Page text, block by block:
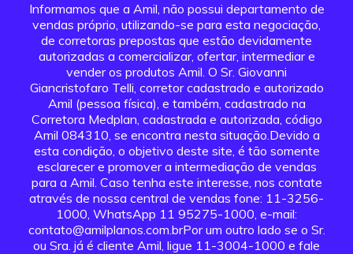
Informamos que a Amil, não possui departamento de
vendas próprio, utilizando-se para esta negociação,
de corretoras prepostas que estão devidamente
autorizadas a comercializar, ofertar, intermediar e
vender os produtos Amil. O Sr. Giovanni
Giancristofaro Telli, corretor cadastrado e autorizado
Amil (pessoa física), e também, cadastrado na
Corretora Medplan, cadastrada e autorizada, código
Amil 084310, se encontra nesta situação.Devido a
esta condição, o objetivo deste site, é tão somente
esclarecer e promover a intermediação de vendas
para a Amil. Caso tenha este interesse, nos contate
através de nossa central de vendas fone: 11-3256-
1000, WhatsApp 11 95275-1000, e-mail:
contato@amilplanos.com.brPor um outro lado se o Sr.
ou Sra. já é cliente Amil, ligue 11-3004-1000 e fale